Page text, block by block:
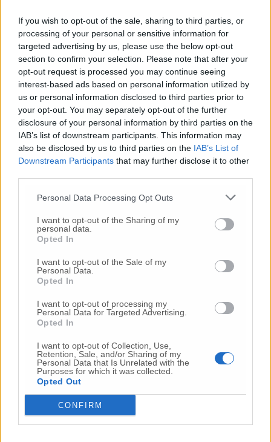
If you wish to opt-out of the sale, sharing to third parties, or
processing of your personal or sensitive information for
targeted advertising by us, please use the below opt-out
section to confirm your selection. Please note that after your
opt-out request is processed you may continue seeing
interest-based ads based on personal information utilized by
us or personal information disclosed to third parties prior to
your opt-out. You may separately opt-out of the further
disclosure of your personal information by third parties on the
IAB’s list of downstream participants. This information may
also be disclosed by us to third parties on the IAB’s List of
Downstream Participants that may further disclose it to other
Personal Data Processing Opt Outs
I want to opt-out of the Sharing of my
personal data.
Opted In
I want to opt-out of the Sale of my
Personal Data.
Opted In
I want to opt-out of processing my
Personal Data for Targeted Advertising.
Opted In
I want to opt-out of Collection, Use,
Retention, Sale, and/or Sharing of my
Personal Data that Is Unrelated with the
Purposes for which it was collected.
Opted Out
CONFIRM
riaprirlo per cittadinanza e turisti per
ospitarvi eventi. Anche il parco del Cardeto è
pieno di punti di interesse, pensiamo di
riqualificarlo e tenerlo in ordine, non con
l’erba alta che spesso si vede attualmente».
Poi l’idea: «Creeremo una app che spieghi la
storia della città via per via».
Francesco Itto: «Ancona ha pochi eventi
ricreativi. Eppure riteniamo che la presenza
dell’università e dei suoi studenti va
‘sfruttata’. E gli eventi vanno organizzati in
varie parti della città e della periferia, non
nelle solite location».
Alla fine tanti complimenti e applausi per
iniziative spontanee vanno sempre premiate.
Giusto così.